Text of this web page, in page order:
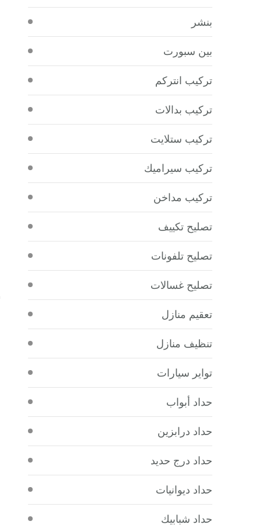
بنشر
بين سبورت
تركيب انتركم
تركيب بدالات
تركيب ستلايت
تركيب سيراميك
تركيب مداخن
تصليح تكييف
تصليح تلفونات
تصليح غسالات
تعقيم منازل
تنظيف منازل
تواير سيارات
حداد أبواب
حداد درابزين
حداد درج حديد
حداد ديوانيات
حداد شبابيك